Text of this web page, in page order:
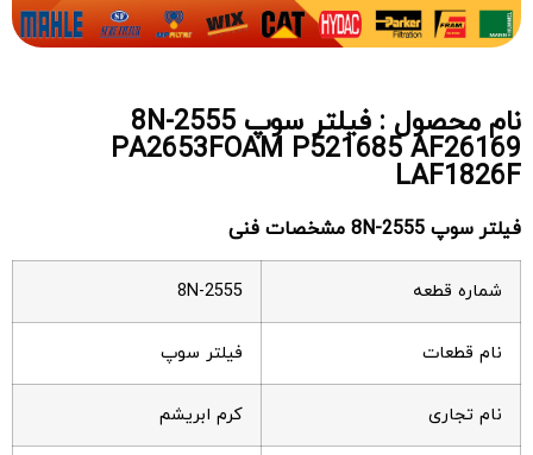
نام محصول : فیلتر سوپ 8N-2555
PA2653FOAM P521685 AF26169
LAF1826F
فیلتر سوپ
شماره قطعه 8N-2555
نام قطعات فیلتر سوپ
نام تجاری کرم ابریشم